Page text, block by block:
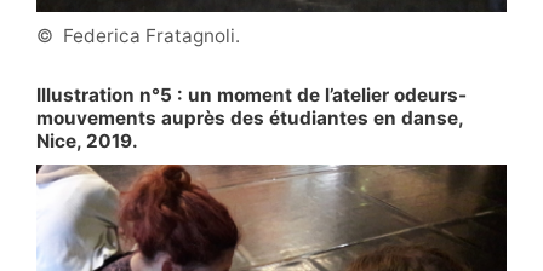
© Federica Fratagnoli.
Illustration n°5 : un moment de l’atelier odeurs-
mouvements auprès des étudiantes en danse,
Nice, 2019.